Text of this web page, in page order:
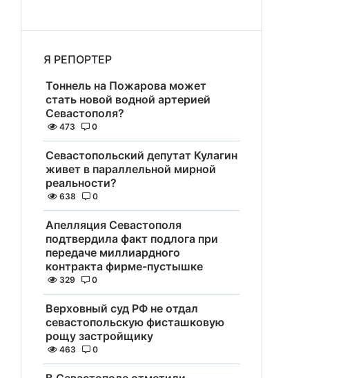
Я РЕПОРТЕР
Тоннель на Пожарова может
стать новой водной артерией
Севастополя?
473 0
Севастопольский депутат Кулагин
живет в параллельной мирной
реальности?
638 0
Апелляция Севастополя
подтвердила факт подлога при
передаче миллиардного
контракта фирме-пустышке
329 0
Верховный суд РФ не отдал
севастопольскую фисташковую
рощу застройщику
463 0